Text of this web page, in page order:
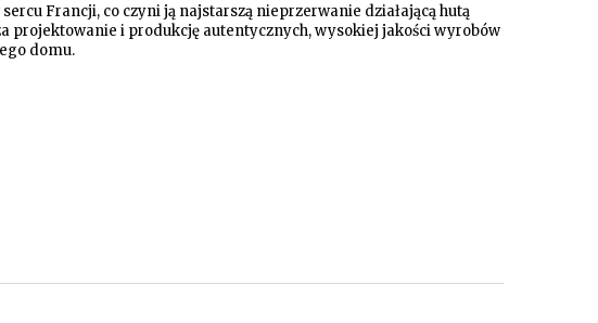
Francji, co czyni ją najstarszą nieprzerwanie działającą hutą
projektowanie i produkcję autentycznych, wysokiej jakości wyrobów
domu.